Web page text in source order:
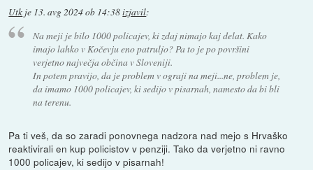
Utk je 13. avg 2024 ob 14:38izjavil:
Na meji je bilo 1000 policajev, ki zdaj nimajo kaj delat. Kako
imajo lahko v Kočevju eno patruljo? Pa to je po površini
verjetno največja občina v Sloveniji.
In potem pravijo, da je problem v ograji na meji...ne, problem je,
da imamo 1000 policajev, ki sedijo v pisarnah, namesto da bi bli
na terenu.
Pa ti veš, da so zaradi ponovnega nadzora nad mejo s Hrvaško
reaktivirali en kup policistov v penziji. Tako da verjetno ni ravno
1000 policajev, ki sedijo v pisarnah!